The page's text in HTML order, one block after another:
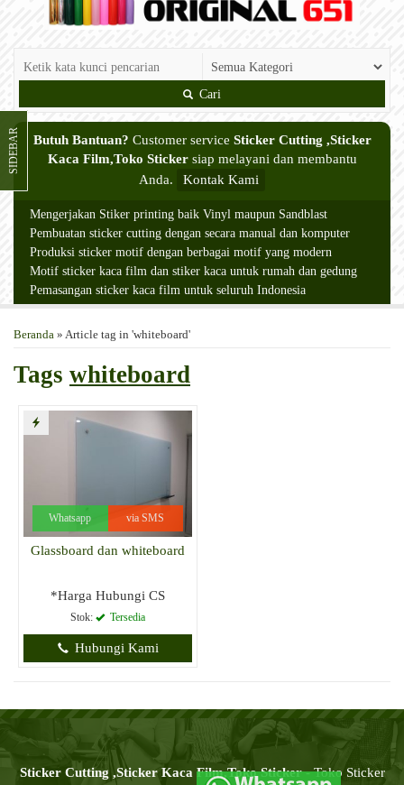
Cari
Butuh Bantuan? Customer service Sticker Cutting ,Sticker
Kaca Film,Toko Stickersiap melayani dan membantu
Anda.
Kontak Kami
Mengerjakan Stiker printing baik Vinyl maupun Sandblast
Pembuatan sticker cutting dengan secara manual dan komputer
Produksi sticker motif dengan berbagai motif yang modern
Motif sticker kaca film dan stiker kaca untuk rumah dan gedung
Pemasangan sticker kaca film untuk seluruh Indonesia
Beranda » Article tag in 'whiteboard'
Tags whiteboard
Whatsapp via SMS
Glassboard dan whiteboard
*Harga Hubungi CS
Stok: Tersedia
Hubungi Kami
SIDEBAR
Sticker Cutting ,Sticker Kaca Film,Toko Sticker- Toko Sticker